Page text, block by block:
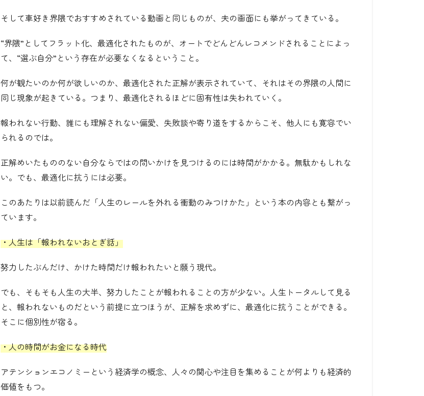
そして車好き界隈でおすすめされている動画と同じものが、夫の画面にも挙がってきている。
“界隈”としてフラット化、最適化されたものが、オートでどんどんレコメンドされることによっ
て、“選ぶ自分”という存在が必要なくなるということ。
何が観たいのか何が欲しいのか、最適化された正解が表示されていて、それはその界隈の人間に
同じ現象が起きている。つまり、最適化されるほどに固有性は失われていく。
報われない行動、誰にも理解されない偏愛、失敗談や寄り道をするからこそ、他人にも寛容でい
られるのでは。
正解めいたもののない自分ならではの問いかけを見つけるのには時間がかかる。無駄かもしれな
い。でも、最適化に抗うには必要。
このあたりは以前読んだ「人生のレールを外れる衝動のみつけかた」という本の内容とも繋がっ
ています。
・人生は「報われないおとぎ話」
努力したぶんだけ、かけた時間だけ報われたいと願う現代。
でも、そもそも人生の大半、努力したことが報われることの方が少ない。人生トータルして見る
と、報われないものだという前提に立つほうが、正解を求めずに、最適化に抗うことができる。
そこに個別性が宿る。
・人の時間がお金になる時代
アテンションエコノミーという経済学の概念、人々の関心や注目を集めることが何よりも経済的
価値をもつ。